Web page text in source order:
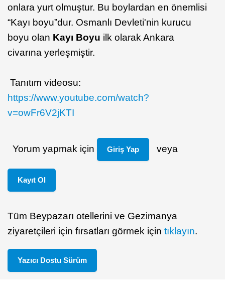
onlara yurt olmuştur. Bu boylardan en önemlisi
“Kayı boyu”dur. Osmanlı Devleti'nin kurucu
boyu olan Kayı Boyu ilk olarak Ankara
civarına yerleşmiştir.
Tanıtım videosu:
https://www.youtube.com/watch?
v=owFr6V2jKTI
Yorum yapmak için Giriş Yap veya
Kayıt Ol
Tüm Beypazarı otellerini ve Gezimanya
ziyaretçileri için fırsatları görmek için tıklayın.
Yazıcı Dostu Sürüm